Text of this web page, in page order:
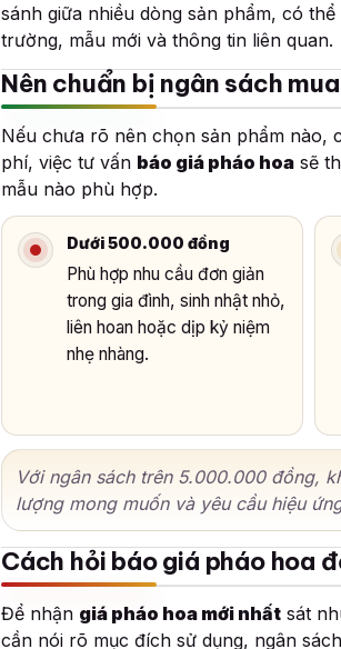
sánh giữa nhiều dòng sản phẩm, có
trường, mẫu mới và thông tin liên quan.
Nên chuẩn bị ngân sách
Nếu chưa rõ nên chọn sản phẩm nào,
phí, việc tư vấn báo giá pháo hoa sẽ
mẫu nào phù hợp.
Dưới 500.000 đồng
Phù hợp nhu cầu đơn giản
trong gia đình, sinh nhật nhỏ,
liên hoan hoặc dịp kỷ niệm
nhẹ nhàng.
Với ngân sách trên 5.000.000 đồng,
lượng mong muốn và yêu cầu hiệu
Cách hỏi báo giá pháo hoa
Để nhận giá pháo hoa mới nhất sát
cần nói rõ mục đích sử dụng, ngân